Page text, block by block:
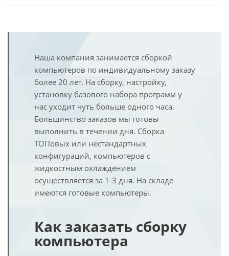
Наша компания занимается сборкой
компьютеров по индивидуальному заказу
более 20 лет. На сборку, настройку,
установку базового набора программ у
нас уходит чуть больше одного часа.
Большинство заказов мы готовы
выполнить в течении дня. Сборка
ТОПовых или нестандартных
конфигураций, компьютеров с
жидкостным охлаждением
осуществляется за 1-3 дня. На складе
имеются готовые компьютеры.
Как заказать сборку
компьютера